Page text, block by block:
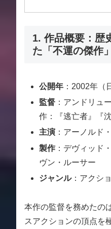
1. 作品概要：歴
た「不運の傑作」
公開年 ：2002年（
監督 ：アンドリュ
作：『逃亡者』『
主演 ：アーノルド
製作 ：デヴィッド
ヴン・ルーサー
ジャンル：アクシ
本作の監督を務めたの
スアクションの頂点を